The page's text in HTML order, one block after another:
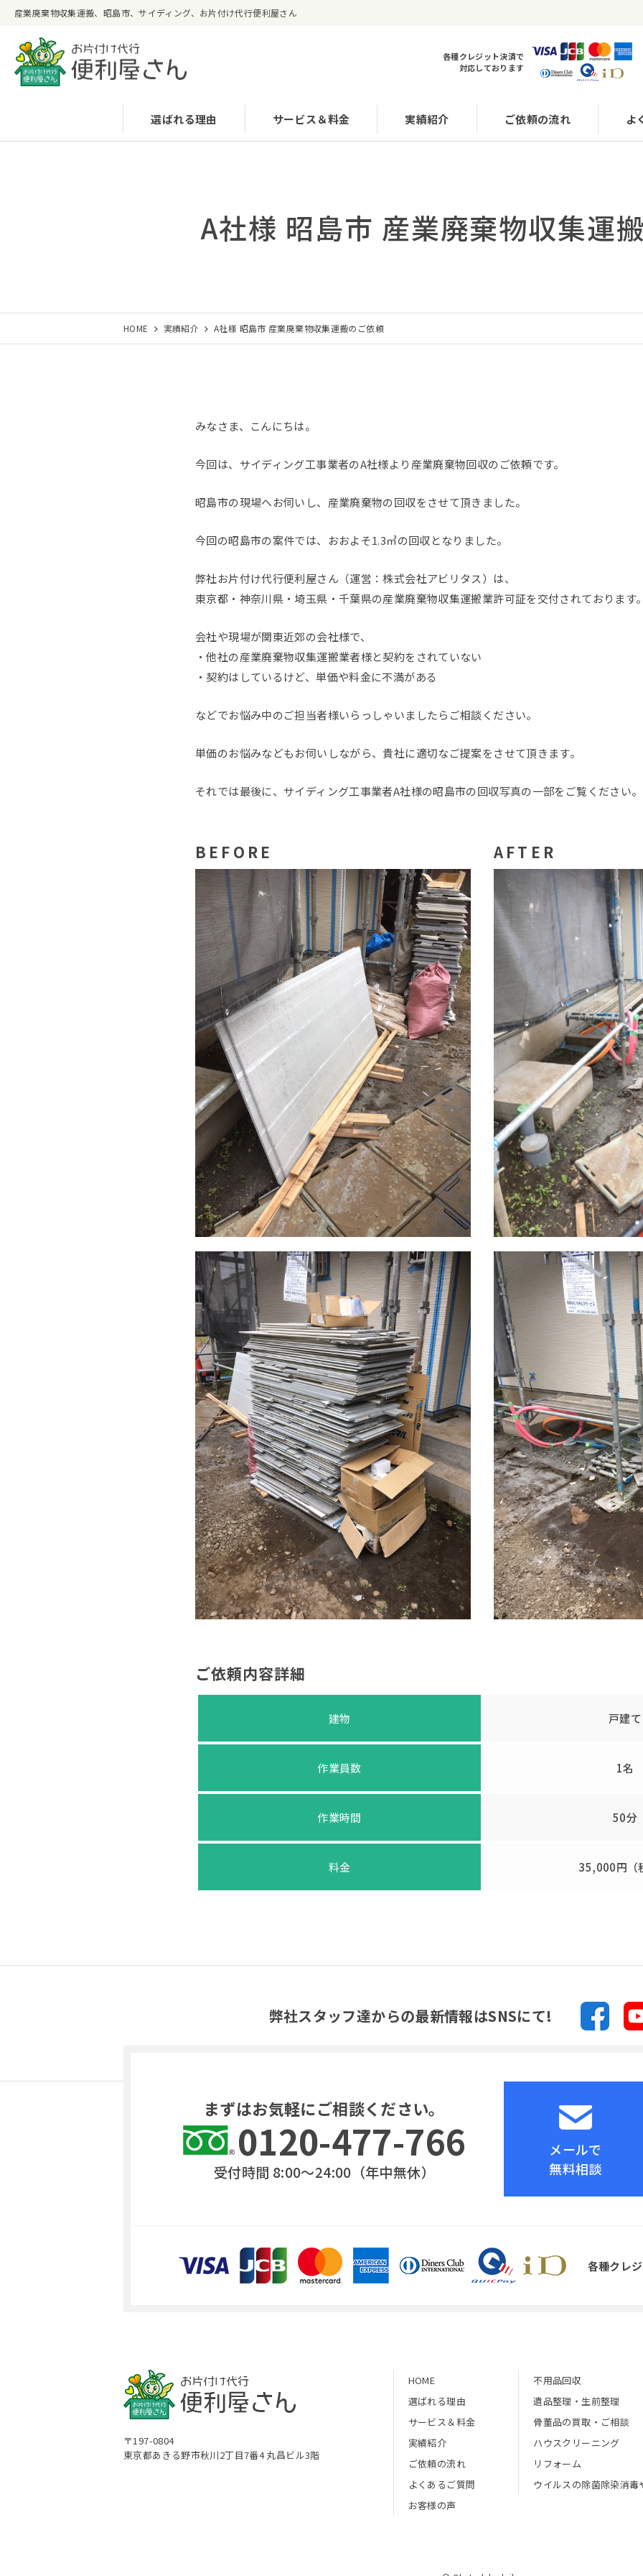
産業廃棄物収集運搬、昭島市、サイディング、お片付け代行便利屋さん
各種クレジット決済で
対応しております
選ばれる理由 サービス＆料金 実績紹介 ご依頼の流れ よ
A社様 昭島市 産業廃棄物収集運
HOME 実績紹介 A社様 昭島市 産業廃棄物収集運搬のご依頼
みなさま、こんにちは。
今回は、サイディング工事業者のA社様より産業廃棄物回収のご依頼です。
昭島市の現場へお伺いし、産業廃棄物の回収をさせて頂きました。
今回の昭島市の案件では、おおよそ1.3㎥の回収となりました。
弊社お片付け代行便利屋さん（運営：株式会社アビリタス）は、
東京都・神奈川県・埼玉県・千葉県の産業廃棄物収集運搬業許可証を交付されております
会社や現場が関東近郊の会社様で、
・他社の産業廃棄物収集運搬業者様と契約をされていない
・契約はしているけど、単価や料金に不満がある
などでお悩み中のご担当者様いらっしゃいましたらご相談ください。
単価のお悩みなどもお伺いしながら、貴社に適切なご提案をさせて頂きます。
それでは最後に、サイディング工事業者A社様の昭島市の回収写真の一部をご覧ください。
BEFORE AFTER
ご依頼内容詳細
建物 戸建て
作業員数 1名
作業時間 50分
料金 35,000円（
弊社スタッフ達からの最新情報はSNSにて!
まずはお気軽にご相談ください。
0120-477-766
受付時間 8:00〜24:00（年中無休）
メールで
無料相談
各種クレ
〒197-0804
東京都あきる野市秋川2丁目7番4 丸昌ビル3階
HOME
選ばれる理由
サービス＆料金
実績紹介
ご依頼の流れ
よくあるご質問
お客様の声
不用品回収
遺品整理・生前整理
骨董品の買取・ご相談
ハウスクリーニング
リフォーム
ウイルスの除菌除染消毒